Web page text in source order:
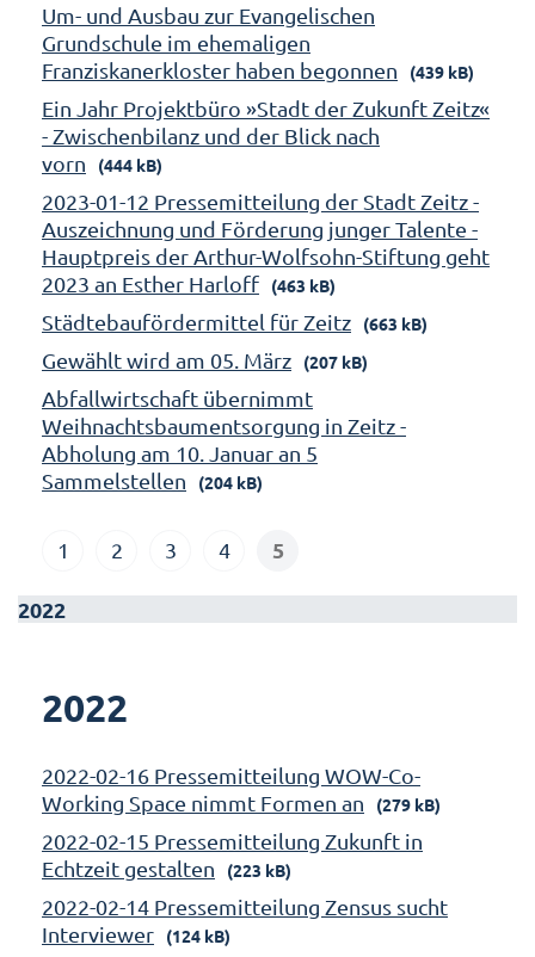
Um- und Ausbau zur Evangelischen
Grundschule im ehemaligen
Franziskanerkloster haben begonnen
(439 kB)
Ein Jahr Projektbüro »Stadt der Zukunft Zeitz«
- Zwischenbilanz und der Blick nach
vorn
(444 kB)
2023-01-12 Pressemitteilung der Stadt Zeitz -
Auszeichnung und Förderung junger Talente -
Hauptpreis der Arthur-Wolfsohn-Stiftung geht
2023 an Esther Harloff
(463 kB)
Städtebaufördermittel für Zeitz (663 kB)
Gewählt wird am 05. März (207 kB)
Abfallwirtschaft übernimmt
Weihnachtsbaumentsorgung in Zeitz -
Abholung am 10. Januar an 5
Sammelstellen
(204 kB)
1 2 3 4 5
2022
2022
2022-02-16 Pressemitteilung WOW-Co-
Working Space nimmt Formen an
(279 kB)
2022-02-15 Pressemitteilung Zukunft in
Echtzeit gestalten
(223 kB)
2022-02-14 Pressemitteilung Zensus sucht
Interviewer
(124 kB)